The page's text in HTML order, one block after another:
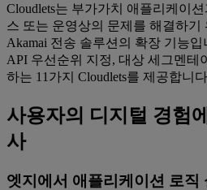
Cloudlets는 부가가치 애플리케이
스 또는 운영상의 문제를 해결하기
Akamai 전송 솔루션의 확장 기능
API 우선순위 지정, 대상 세그멘테
하는 11가지 Cloudlets를 제공합니
사용자의 디지털 경험
사
엣지에서 애플리케이션 로직